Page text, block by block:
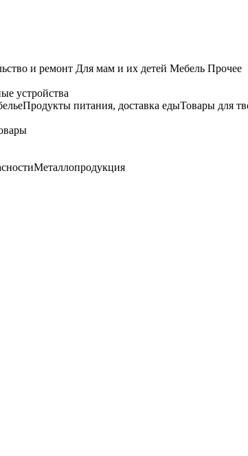
и ремонт Для мам и их детей Мебель Прочее
устройства
Продукты питания, доставка едыТовары для
Металлопродукция